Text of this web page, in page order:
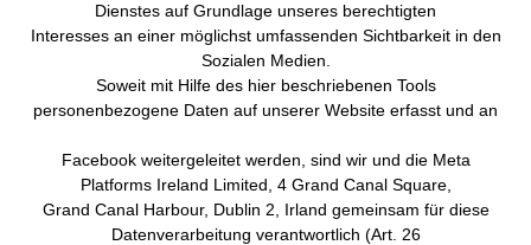
Dienstes auf Grundlage unseres berechtigten
Interesses an einer möglichst umfassenden Sichtbarkeit in den
Sozialen Medien.
Soweit mit Hilfe des hier beschriebenen Tools
personenbezogene Daten auf unserer Website erfasst und an
Facebook weitergeleitet werden, sind wir und die Meta
Platforms Ireland Limited, 4 Grand Canal Square,
Grand Canal Harbour, Dublin 2, Irland gemeinsam für diese
Datenverarbeitung verantwortlich (Art. 26